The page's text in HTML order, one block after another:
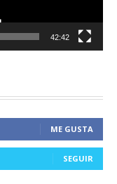
42:42
ME GUSTA
SEGUIR